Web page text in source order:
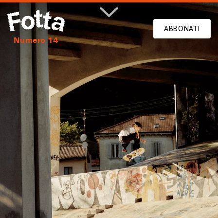
Numero 15 settembre novembre 2025
Numero 16 dicembre febbraio 2026
Volume 5
Numero 14
ABBONATI